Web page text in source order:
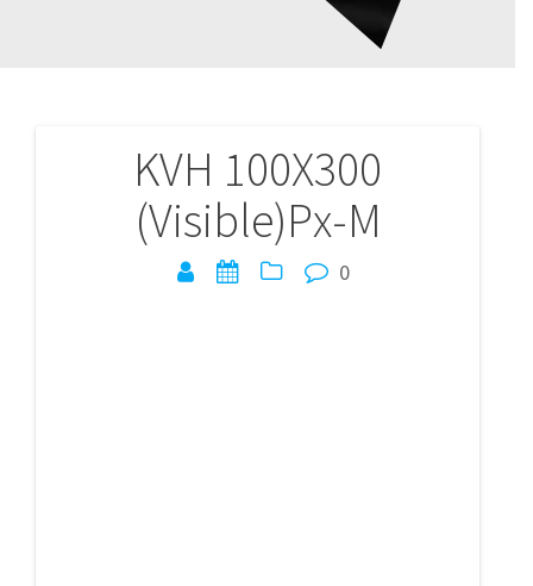
KVH 100X300
(Visible)Px-M
0
Navigation